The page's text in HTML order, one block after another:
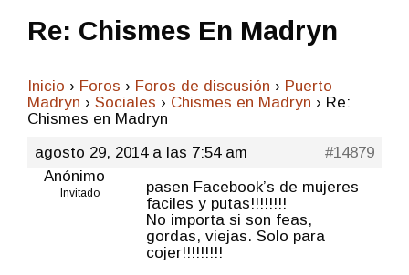
Re: Chismes En Madryn
Inicio › Foros › Foros de discusión › Puerto
Madryn › Sociales › Chismes en Madryn › Re:
Chismes en Madryn
agosto 29, 2014 a las 7:54 am
#14879
Anónimo
Invitado
pasen Facebook’s de mujeres
faciles y putas!!!!!!!!
No importa si son feas,
gordas, viejas. Solo para
cojer!!!!!!!!!